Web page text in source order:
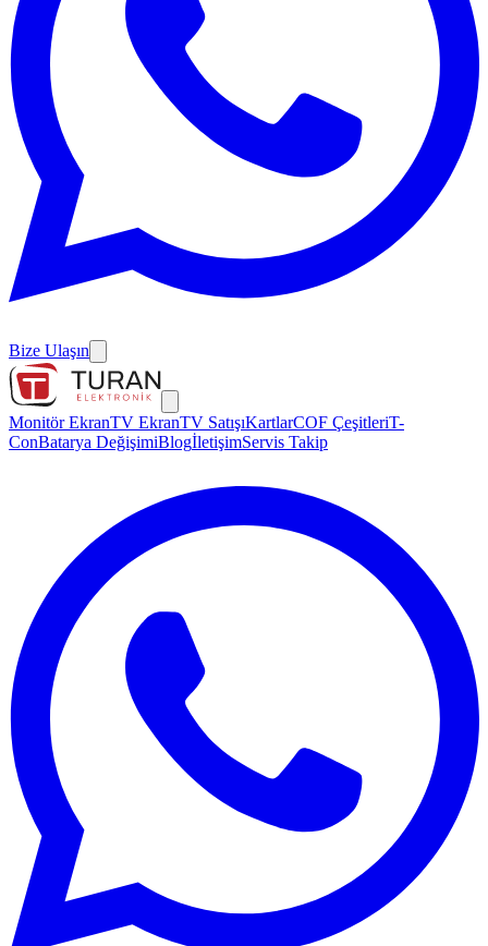
Bize Ulaşın
Monitör EkranTV EkranTV SatışıKartlarCOF ÇeşitleriT-
ConBatarya DeğişimiBlogİletişimServis Takip